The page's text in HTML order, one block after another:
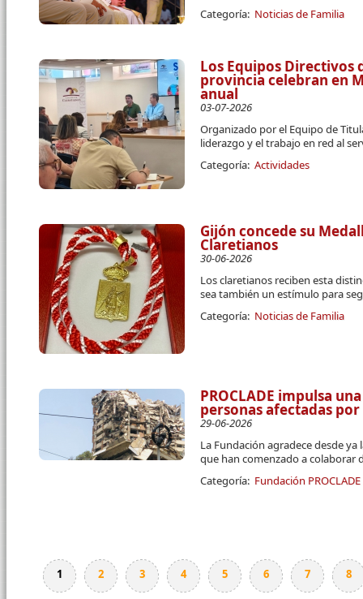
Categoría: Noticias de Familia
Los Equipos Directivos
provincia celebran en
anual
03-07-2026
Organizado por el Equipo de
liderazgo y el trabajo en red al
Categoría: Actividades
Gijón concede su
Claretianos
30-06-2026
Los claretianos reciben esta
sea también un estímulo para
Categoría: Noticias de Familia
PROCLADE impulsa
personas afectadas
29-06-2026
La Fundación agradece desde
que han comenzado a colaborar
Categoría: Fundación PROCLADE
Páginas
1 2 3 4 5 6 7 8